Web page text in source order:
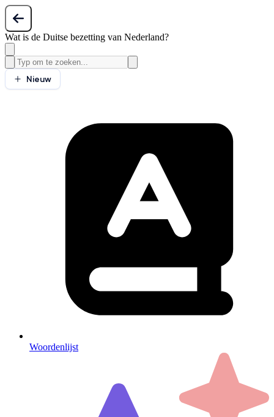
Wat is de Duitse bezetting van Nederland?
Nieuw
Woordenlijst